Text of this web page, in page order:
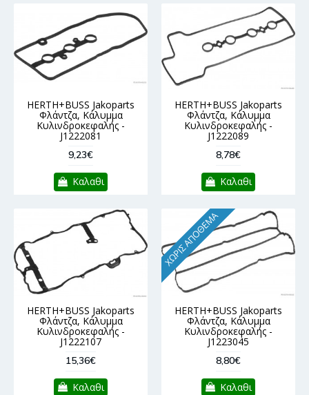
HERTH+BUSS Jakoparts
Φλάντζα, Κάλυμμα
Κυλινδροκεφαλής -
J1222081
9,23€
Καλαθι
HERTH+BUSS Jakoparts
Φλάντζα, Κάλυμμα
Κυλινδροκεφαλής -
J1222089
8,78€
Καλαθι
HERTH+BUSS Jakoparts
Φλάντζα, Κάλυμμα
Κυλινδροκεφαλής -
J1222107
15,36€
Καλαθι
ΧΩΡΊΣ ΑΠΌΘΕΜΑ
HERTH+BUSS Jakoparts
Φλάντζα, Κάλυμμα
Κυλινδροκεφαλής -
J1223045
8,80€
Καλαθι